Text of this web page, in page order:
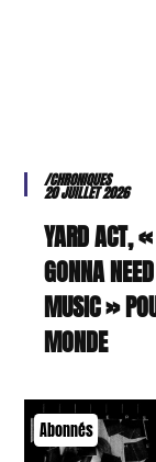
/CHRONIQUES
20 JUILLET 2026
YARD ACT, «
GONNA
MUSIC »
MONDE
Abonnés